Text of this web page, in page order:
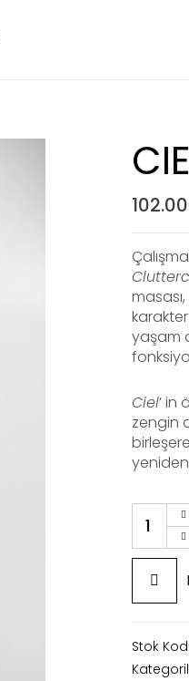
yaşam
Ciel’ in
zengin
Stok